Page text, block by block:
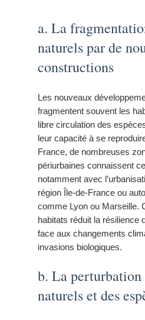
a. La
naturels par de
constructions
Les nouveaux
fragmentent souvent les
libre circulation des
leur capacité à se
France, de nombreuses
périurbaines connaissent
notamment avec
région Île-de-France ou
comme Lyon ou Marseille.
habitats réduit la résilience
face aux changements
invasions biologiques.
b. La perturbation
naturels et des